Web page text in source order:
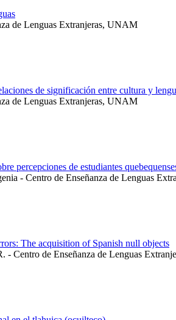
de Lenguas Extranjeras, UNAM
de significación entre cultura y
de Lenguas Extranjeras, UNAM
percepciones de estudiantes
- Centro de Enseñanza de Lenguas
The acquisition of Spanish null objects
- Centro de Enseñanza de Lenguas